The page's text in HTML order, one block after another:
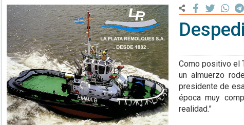
Como positivo el
un almuerzo
presidente de
época muy
realidad.”